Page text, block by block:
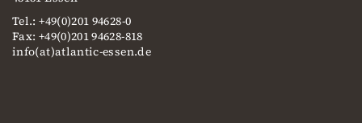
Tel.: +49(0)201 94628-0
Fax: +49(0)201 94628-818
info(at)atlantic-essen.de